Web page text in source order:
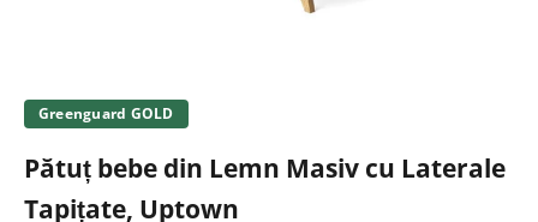
Greenguard GOLD
Pătuț bebe din Lemn Masiv cu Laterale
Tapițate, Uptown